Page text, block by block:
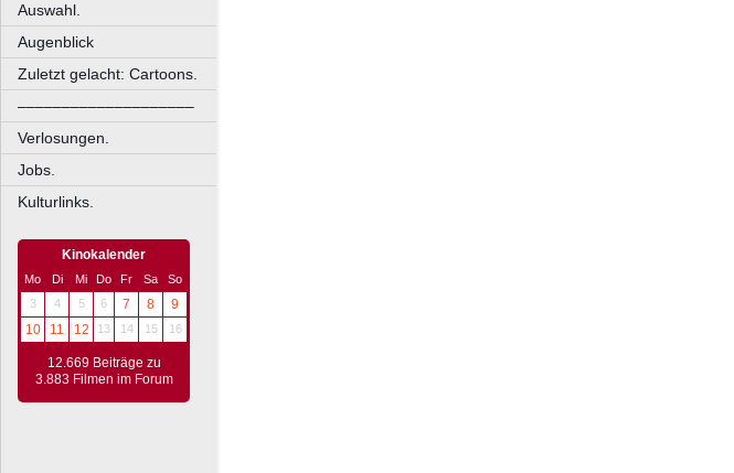
Auswahl.
Augenblick
Zuletzt gelacht: Cartoons.
––––––––––––––––––––
Verlosungen.
Jobs.
Kulturlinks.
Kinokalender
Mo Di Mi Do Fr Sa
So
3
4 5 6 7 8
9
10
11 12 13 14 15 16
12.669 Beiträge zu
3.883 Filmen im Forum